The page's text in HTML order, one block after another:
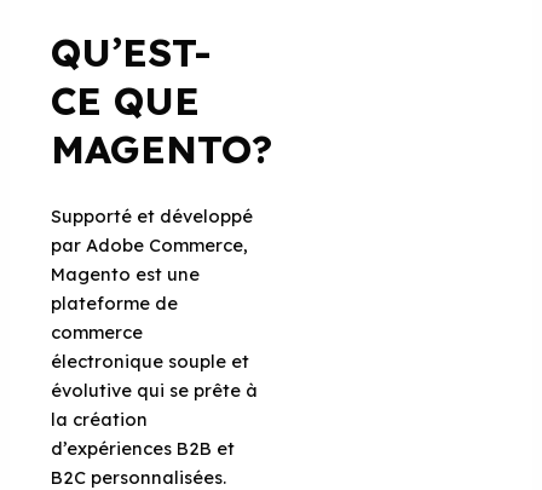
QU’EST-
CE QUE
MAGENTO?
Supporté et développé
par Adobe Commerce,
Magento est une
plateforme de
commerce
électronique souple et
évolutive qui se prête à
la création
d’expériences B2B et
B2C personnalisées.